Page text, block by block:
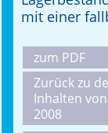
mit einer
zum PDF
Zurück zu
Inhalten
2008